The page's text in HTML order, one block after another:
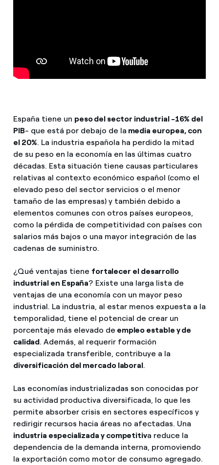
España tiene un peso del sector industrial -16% del
PIB- que está por debajo de la media europea, con
el 20%. La industria española ha perdido la mitad
de su peso en la economía en las últimas cuatro
décadas. Esta situación tiene causas particulares
relativas al contexto económico español (como el
elevado peso del sector servicios o el menor
tamaño de las empresas) y también debido a
elementos comunes con otros países europeos,
como la pérdida de competitividad con países con
salarios más bajos o una mayor integración de las
cadenas de suministro.
¿Qué ventajas tiene fortalecer el desarrollo
industrial en España? Existe una larga lista de
ventajas de una economía con un mayor peso
industrial. La industria, al estar menos expuesta a la
temporalidad, tiene el potencial de crear un
porcentaje más elevado de empleo estable y de
calidad. Además, al requerir formación
especializada transferible, contribuye a la
diversificación del mercado laboral.
Las economías industrializadas son conocidas por
su actividad productiva diversificada, lo que les
permite absorber crisis en sectores específicos y
redirigir recursos hacia áreas no afectadas. Una
industria especializada y competitiva reduce la
dependencia de la demanda interna, promoviendo
la exportación como motor de consumo agregado.